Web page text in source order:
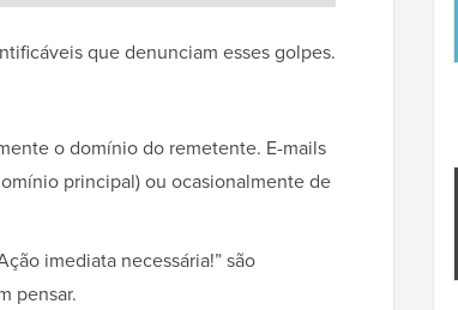
que denunciam esses golpes.
o domínio do remetente. E-mails
principal) ou ocasionalmente de
imediata necessária!” são
pensar.